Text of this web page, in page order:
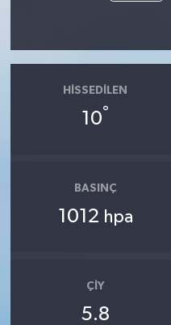
HISSEDILEN
10°
BASINÇ
1012 hpa
ÇIY
5.8